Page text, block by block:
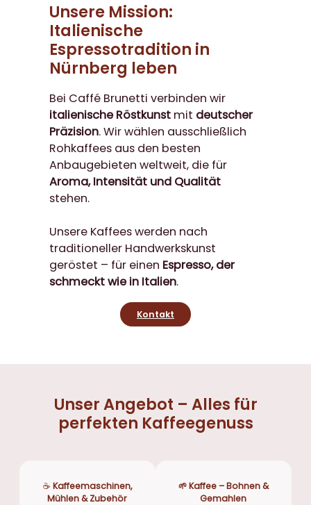
Unsere Mission:
Italienische
Espressotradition in
Nürnberg leben
Bei Caffé Brunetti verbinden wir
italienische Röstkunst mit deutscher
Präzision. Wir wählen ausschließlich
Rohkaffees aus den besten
Anbaugebieten weltweit, die für
Aroma, Intensität und Qualität
stehen.
Unsere Kaffees werden nach
traditioneller Handwerkskunst
geröstet – für einen Espresso, der
schmeckt wie in Italien.
Kontakt
Unser Angebot – Alles für
perfekten Kaffeegenuss
☕ Kaffeemaschinen,
Mühlen & Zubehör
🌱Kaffee – Bohnen &
Gemahlen